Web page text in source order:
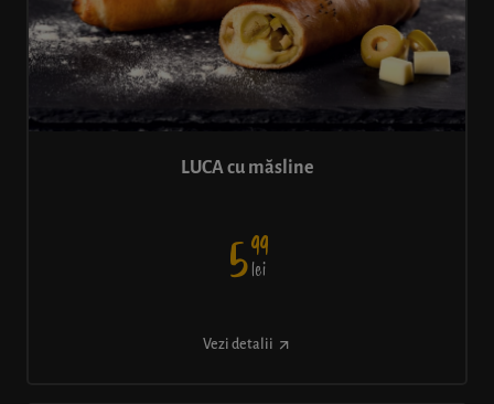
LUCA cu măsline
599
lei
Vezi detalii